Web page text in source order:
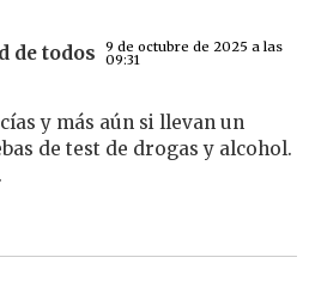
de todos
9 de octubre de 2025 a las
09:31
y más aún si llevan un
de test de drogas y alcohol.